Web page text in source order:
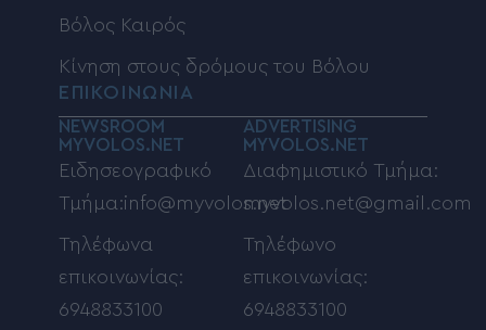
Βόλος Καιρός
Κίνηση στους δρόμους του Βόλου
ΕΠΙΚΟΙΝΩΝΙΑ
NEWSROOM
MYVOLOS.NET
Ειδησεογραφικό
Τμήμα:info@myvolos.net
Τηλέφωνα
επικοινωνίας:
6948833100
ADVERTISING
MYVOLOS.NET
Διαφημιστικό Τμήμα:
myvolos.net@gmail.com
Τηλέφωνο
επικοινωνίας:
6948833100